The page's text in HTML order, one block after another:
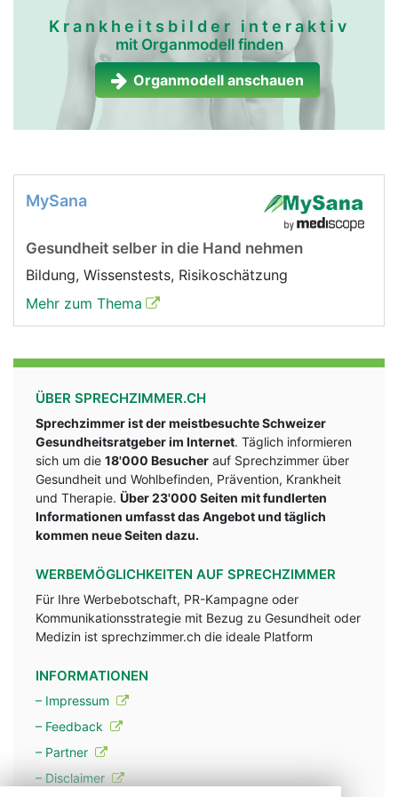
Krankheitsbilder interaktiv
mit Organmodell finden
Organmodell anschauen
MySana
Gesundheit selber in die Hand nehmen
Bildung, Wissenstests, Risikoschätzung
Mehr zum Thema
ÜBER SPRECHZIMMER.CH
Sprechzimmer ist der meistbesuchte Schweizer
Gesundheitsratgeber im Internet. Täglich informieren
sich um die 18'000 Besucher auf Sprechzimmer über
Gesundheit und Wohlbefinden, Prävention, Krankheit
und Therapie. Über 23'000 Seiten mit fundlerten
Informationen umfasst das Angebot und täglich
kommen neue Seiten dazu.
WERBEMÖGLICHKEITEN AUF SPRECHZIMMER
Für Ihre Werbebotschaft, PR-Kampagne oder
Kommunikationsstrategie mit Bezug zu Gesundheit oder
Medizin ist sprechzimmer.ch die ideale Platform
INFORMATIONEN
– Impressum
– Feedback
– Partner
– Disclaimer